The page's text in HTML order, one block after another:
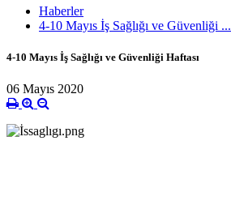
Haberler
4-10 Mayıs İş Sağlığı ve Güvenliği ...
4-10 Mayıs İş Sağlığı ve Güvenliği Haftası
06 Mayıs 2020